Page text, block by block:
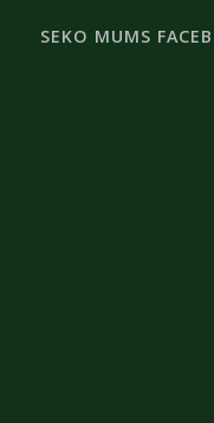
SEKO MUMS